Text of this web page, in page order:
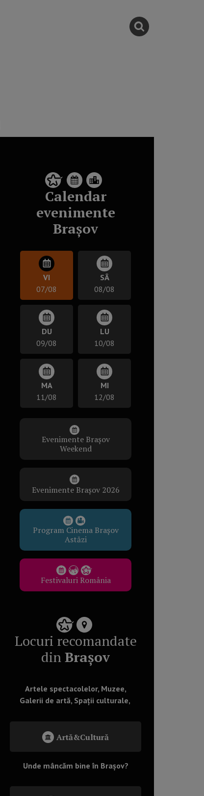
Calendar
evenimente
Brașov
VI
07/08
SÂ
08/08
DU
09/08
LU
10/08
MA
11/08
MI
12/08
Evenimente Brașov
Weekend
Evenimente Brașov 2026
Program Cinema Brașov
Astăzi
Festivaluri România
Locuri recomandate
dinBrașov
Artele spectacolelor, Muzee,
Galerii de artă, Spații culturale,
Artă&Cultură
Unde mâncăm bine în Brașov?